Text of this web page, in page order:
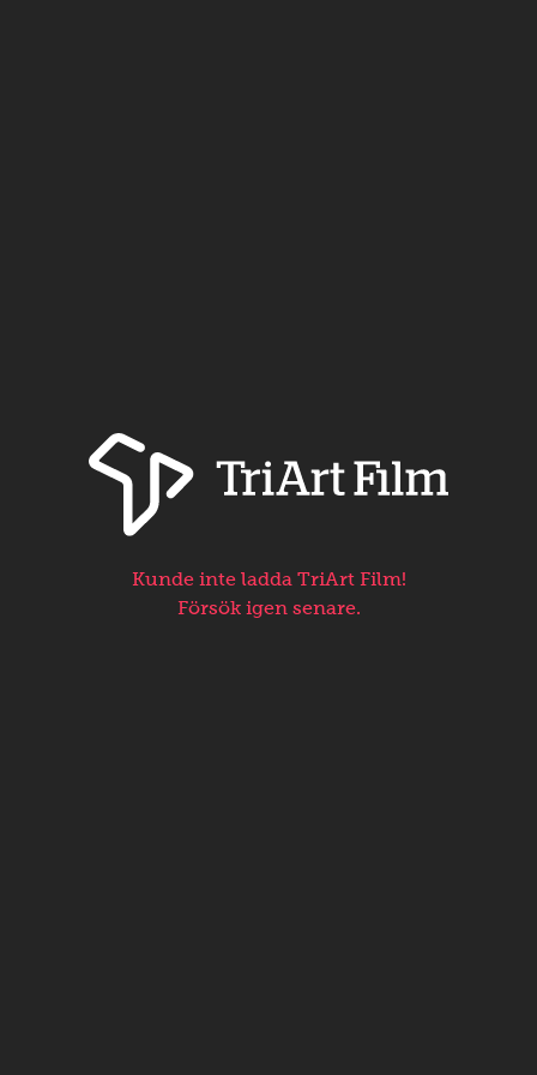
Kunde inte ladda TriArt Film!
Försök igen senare.